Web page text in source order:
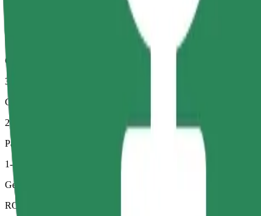
Grotere auto's met meer beenruimte en opbergruimte
Geschatte reistijd
31 min
Geschatte afstand
20,4 km
Passagiers
1-4
Geschatte prijs
RON 85,10